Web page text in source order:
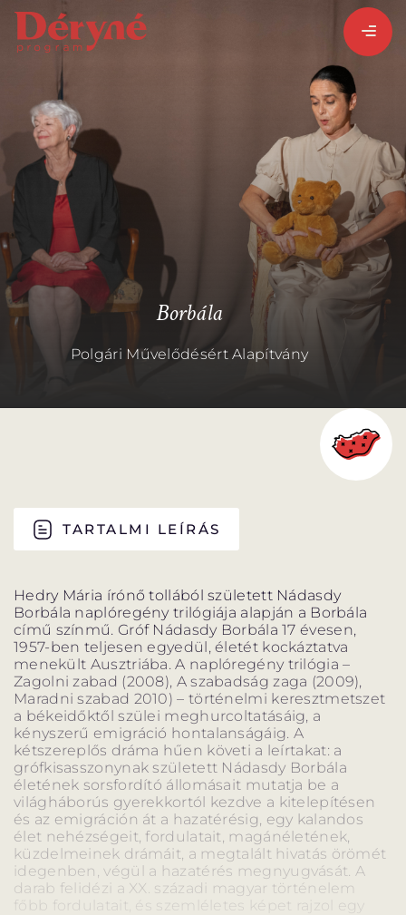
REGISZTRÁLOK
PROGRAMISMERTETŐ
PROGRAMOK
PROGRAM
PROGRAM
KULTUP VITÉZ LÁSZLÓ
BARANGOLÓ NE BÁNTS VILÁG
Borbála
Polgári Művelődésért Alapítvány
TARTALMI LEÍRÁS
Hedry Mária írónő tollából született Nádasdy
Borbála naplóregény trilógiája alapján a Borbála
című színmű. Gróf Nádasdy Borbála 17 évesen,
1957-ben teljesen egyedül, életét kockáztatva
menekült Ausztriába. A naplóregény trilógia –
Zagolni zabad (2008), A szabadság zaga (2009),
Maradni szabad 2010) – történelmi keresztmetszet
a békeidőktől szülei meghurcoltatásáig, a
kényszerű emigráció hontalanságáig. A
kétszereplős dráma hűen követi a leírtakat: a
grófkisasszonynak született Nádasdy Borbála
életének sorsfordító állomásait mutatja be a
világháborús gyerekkortól kezdve a kitelepítésen
és az emigráción át a hazatérésig, egy kalandos
élet nehézségeit, fordulatait, magánéletének,
küzdelmeinek drámáit, a megtalált hivatás örömét
idegenben, végül a hazatérés megnyugvását. A
darab felidézi a XX. századi magyar történelem
főbb fordulatait, és szemléletes képet rajzol egy